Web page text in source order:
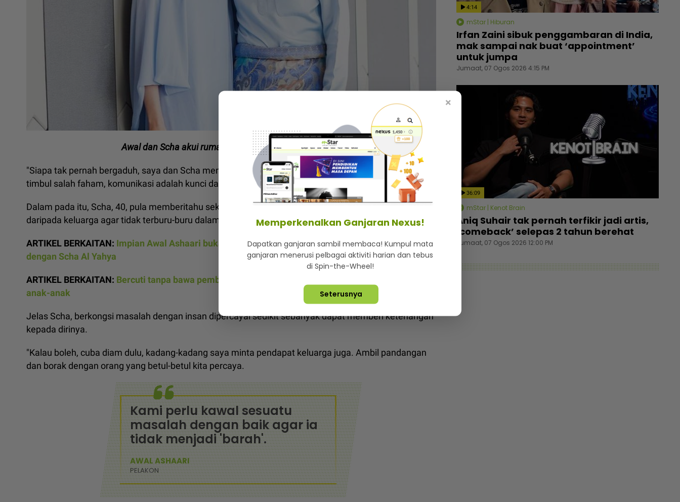
Awal dan Scha akui rumah tangga tidak sentiasa indah.
"Siapa tak pernah bergaduh, saya dan Scha mempunyai karakter dan pemikiran yang berbeza. Bila
timbul salah faham, komunikasi adalah kunci dalam menyelesaikan masalah," katanya kepada mStar.
Dalam pada itu, Scha, 40, pula memberitahu sekiranya timbul masalah dia cuba mendapatkan nasihat
daripada keluarga agar tidak terburu-buru dalam membuat sesuatu keputusan atau tindakan.
ARTIKEL BERKAITAN: Impian Awal Ashaari buka kafe tercapai, aroma kopi imbau kenangan bercinta
dengan Scha Al Yahya
ARTIKEL BERKAITAN: Bercuti tanpa bawa pembantu, Awal Ashaari belajar erti sabar dan kenal mood
anak-anak
Jelas Scha, berkongsi masalah dengan insan dipercayai sedikit sebanyak dapat memberi ketenangan
kepada dirinya.
"Kalau boleh, cuba diam dulu, kadang-kadang saya minta pendapat keluarga juga. Ambil pandangan
dan borak dengan orang yang betul-betul kita percaya.
Kami perlu kawal sesuatu
masalah dengan baik agar ia
tidak menjadi 'barah'.
AWAL ASHAARI
PELAKON
4:14
mStar | Hiburan
Irfan Zaini sibuk penggambaran di India,
mak sampai nak buat ‘appointment’
untuk jumpa
Jumaat, 07 Ogos 2026 4:15 PM
36:09
mStar | Kenot Brain
Aniq Suhair tak pernah terfikir jadi artis,
‘comeback’ selepas 2 tahun berehat
Jumaat, 07 Ogos 2026 12:00 PM
×
Memperkenalkan Ganjaran Nexus!
Dapatkan ganjaran sambil membaca! Kumpul mata
ganjaran menerusi pelbagai aktiviti harian dan tebus
di Spin-the-Wheel!
Seterusnya